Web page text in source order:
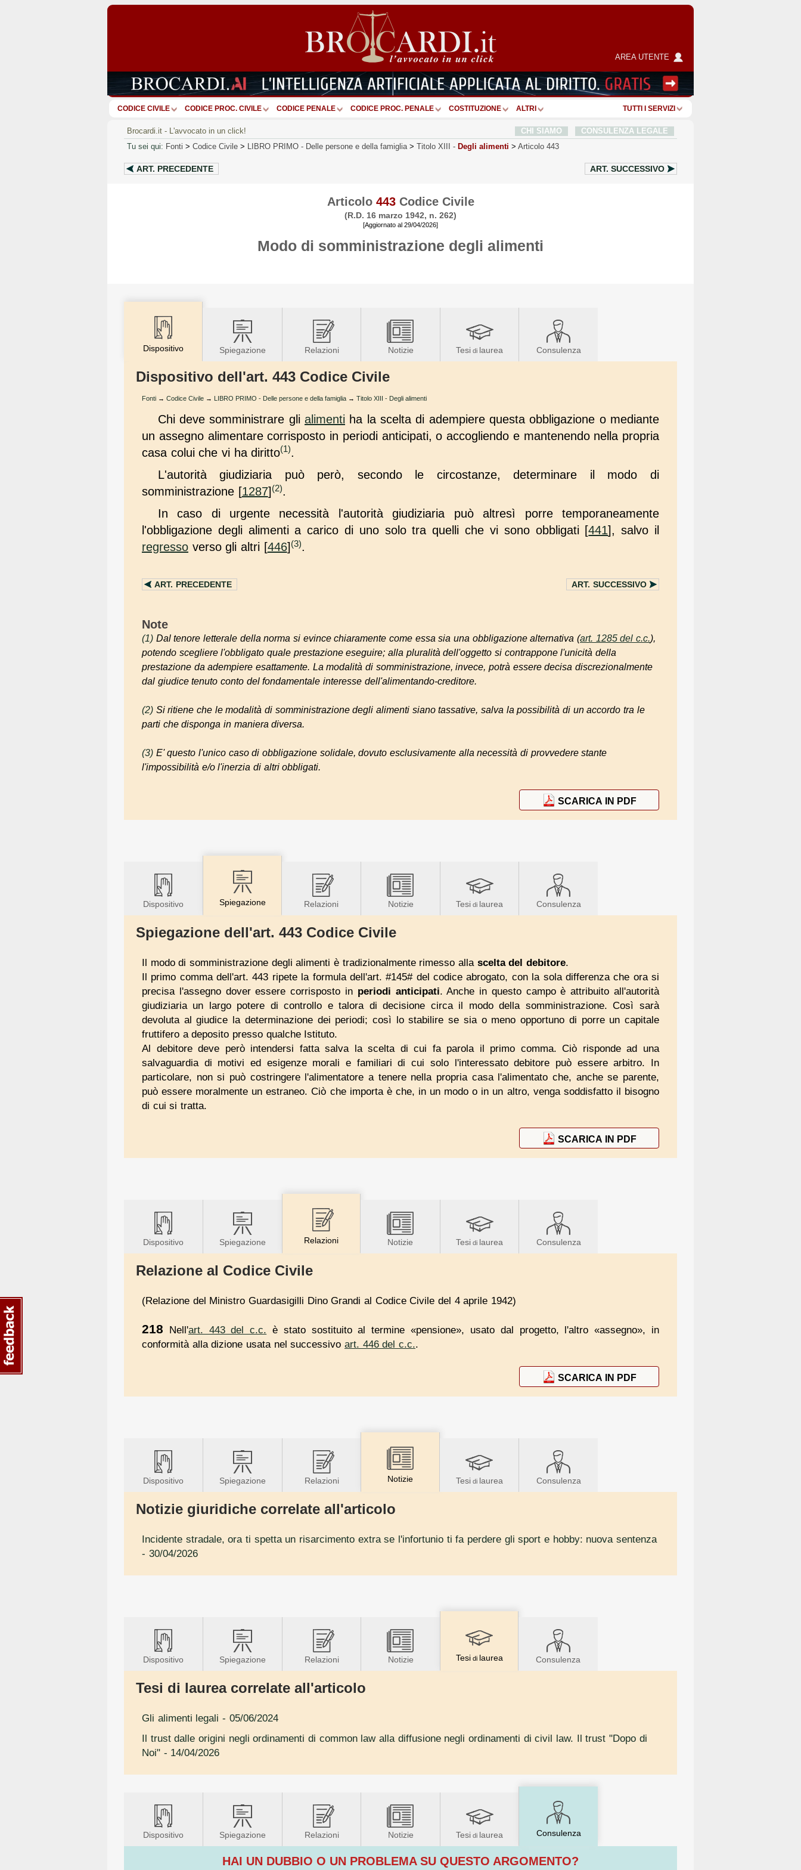
AREA UTENTE
CODICE CIVILE CODICE PROC. CIVILE CODICE PENALE CODICE PROC. PENALE COSTITUZIONE ALTRI TUTTI I SERVIZI
Brocardi.it - L'avvocato in un click! CHI SIAMO
CONSULENZA LEGALE
Tu sei qui: Fonti > Codice Civile > LIBRO PRIMO - Delle persone e della famiglia > Titolo XIII - Degli alimenti > Articolo 443
ART. PRECEDENTE ART. SUCCESSIVO
Articolo 443Codice Civile
(R.D. 16 marzo 1942, n. 262)
[Aggiornato al 29/04/2026]
Modo di somministrazione degli alimenti
Dispositivo Spiegazione Relazioni Notizie Tesi di laurea Consulenza
Dispositivo dell'art. 443 Codice Civile
Fonti → Codice Civile → LIBRO PRIMO - Delle persone e della famiglia → Titolo XIII - Degli alimenti
Chi deve somministrare gli alimenti ha la scelta di adempiere questa obbligazione o mediante
un assegno alimentare corrisposto in periodi anticipati, o accogliendo e mantenendo nella propria
casa colui che vi ha diritto(1).
L'autorità giudiziaria può però, secondo le circostanze, determinare il modo di
somministrazione [1287] (2).
In caso di urgente necessità l'autorità giudiziaria può altresì porre temporaneamente
l'obbligazione degli alimenti a carico di uno solo tra quelli che vi sono obbligati [441], salvo il
regresso verso gli altri [446] (3).
ART. PRECEDENTE ART. SUCCESSIVO
Note
(1) Dal tenore letterale della norma si evince chiaramente come essa sia una obbligazione alternativa (art. 1285 del c.c.),
potendo scegliere l'obbligato quale prestazione eseguire; alla pluralità dell'oggetto si contrappone l'unicità della
prestazione da adempiere esattamente. La modalità di somministrazione, invece, potrà essere decisa discrezionalmente
dal giudice tenuto conto del fondamentale interesse dell'alimentando-creditore.
(2) Si ritiene che le modalità di somministrazione degli alimenti siano tassative, salva la possibilità di un accordo tra le
parti che disponga in maniera diversa.
(3) E' questo l'unico caso di obbligazione solidale, dovuto esclusivamente alla necessità di provvedere stante
l'impossibilità e/o l'inerzia di altri obbligati.
SCARICA IN PDF
Dispositivo Spiegazione Relazioni Notizie Tesi di laurea Consulenza
Spiegazione dell'art. 443 Codice Civile
Il modo di somministrazione degli alimenti è tradizionalmente rimesso alla scelta del debitore.
Il primo comma dell'art. 443 ripete la formula dell'art. #145# del codice abrogato, con la sola differenza che ora si
precisa l'assegno dover essere corrisposto in periodi anticipati. Anche in questo campo è attribuito all'autorità
giudiziaria un largo potere di controllo e talora di decisione circa il modo della somministrazione. Così sarà
devoluta al giudice la determinazione dei periodi; così lo stabilire se sia o meno opportuno di porre un capitale
fruttifero a deposito presso qualche Istituto.
Al debitore deve però intendersi fatta salva la scelta di cui fa parola il primo comma. Ciò risponde ad una
salvaguardia di motivi ed esigenze morali e familiari di cui solo l'interessato debitore può essere arbitro. In
particolare, non si può costringere l'alimentatore a tenere nella propria casa l'alimentato che, anche se parente,
può essere moralmente un estraneo. Ciò che importa è che, in un modo o in un altro, venga soddisfatto il bisogno
di cui si tratta.
SCARICA IN PDF
Dispositivo Spiegazione Relazioni Notizie Tesi di laurea Consulenza
Relazione al Codice Civile
(Relazione del Ministro Guardasigilli Dino Grandi al Codice Civile del 4 aprile 1942)
218 Nell'art. 443 del c.c. è stato sostituito al termine «pensione», usato dal progetto, l'altro «assegno», in
conformità alla dizione usata nel successivo art. 446 del c.c..
SCARICA IN PDF
Dispositivo Spiegazione Relazioni Notizie Tesidi laurea Consulenza
Notizie giuridiche correlate all'articolo
Incidente stradale, ora ti spetta un risarcimento extra se l'infortunio ti fa perdere gli sport e hobby: nuova sentenza
- 30/04/2026
Dispositivo Spiegazione Relazioni Notizie Tesidi laurea Consulenza
Tesi di laurea correlate all'articolo
Gli alimenti legali - 05/06/2024
Il trust dalle origini negli ordinamenti di common law alla diffusione negli ordinamenti di civil law. Il trust "Dopo di
Noi" - 14/04/2026
Dispositivo Spiegazione Relazioni Notizie Tesi di laurea Consulenza
HAI UN DUBBIO O UN PROBLEMA SU QUESTO ARGOMENTO?